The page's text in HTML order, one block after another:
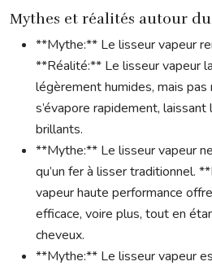
Mythes et réalités autour
**Mythe:** Le lisseur vapeur
**Réalité:** Le lisseur vapeur
légèrement humides, mais pas
s’évapore rapidement,
brillants.
**Mythe:** Le lisseur vapeur
qu’un fer à lisser traditionnel.
vapeur haute performance
efficace, voire plus, tout en
cheveux.
**Mythe:** Le lisseur vapeur